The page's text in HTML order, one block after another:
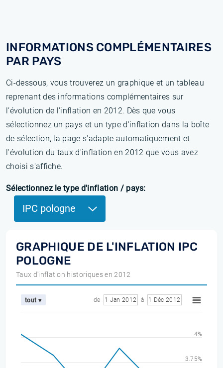
INFORMATIONS COMPLÉMENTAIRES
PAR PAYS
Ci-dessous, vous trouverez un graphique et un tableau
reprenant des informations complémentaires sur
l’évolution de l'inflation en 2012. Dès que vous
sélectionnez un pays et un type d'inflation dans la boîte
de sélection, la page s'adapte automatiquement et
l'évolution du taux d'inflation en 2012 que vous avez
choisi s'affiche.
Sélectionnez le type d'inflation / pays:
IPC pologne
GRAPHIQUE DE L'INFLATION IPC
POLOGNE
Taux d'inflation historiques en 2012
tout ▾ de 1 Jan 2012 à 1 Déc 2012
3.75%
4%